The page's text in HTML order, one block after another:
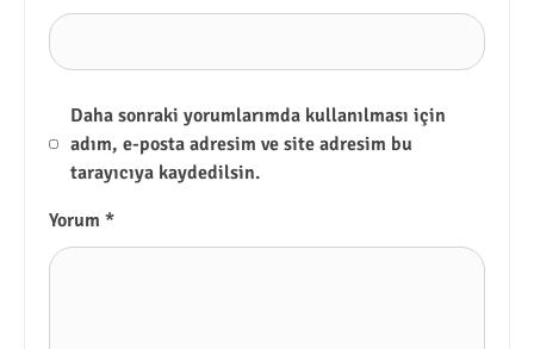
Daha sonraki yorumlarımda kullanılması için
adım, e-posta adresim ve site adresim bu
tarayıcıya kaydedilsin.
Yorum *